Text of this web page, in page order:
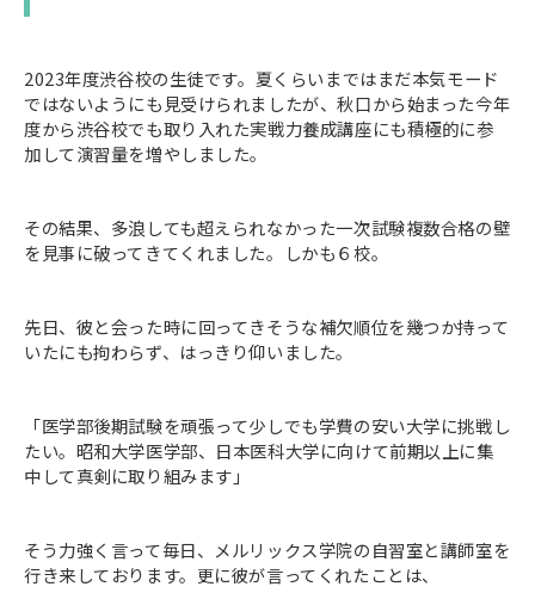
2023年度渋谷校の生徒です。夏くらいまではまだ本気モード
ではないようにも見受けられましたが、秋口から始まった今年
度から渋谷校でも取り入れた実戦力養成講座にも積極的に参
加して演習量を増やしました。
その結果、多浪しても超えられなかった一次試験複数合格の壁
を見事に破ってきてくれました。しかも６校。
先日、彼と会った時に回ってきそうな補欠順位を幾つか持って
いたにも拘わらず、はっきり仰いました。
「医学部後期試験を頑張って少しでも学費の安い大学に挑戦し
たい。昭和大学医学部、日本医科大学に向けて前期以上に集
中して真剣に取り組みます」
そう力強く言って毎日、メルリックス学院の自習室と講師室を
行き来しております。更に彼が言ってくれたことは、